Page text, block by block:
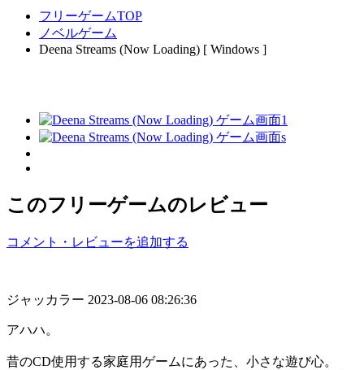
フリーゲームTOP
ノベルゲーム
Deena Streams (Now Loading) [ Windows ]
このフリーゲームのレビュー
コメント・レビューを追加する
ジャッカラー 2023-08-06 08:26:36
アハハ。
昔のCD使用する家庭用ゲームにあった、小さな遊び心。